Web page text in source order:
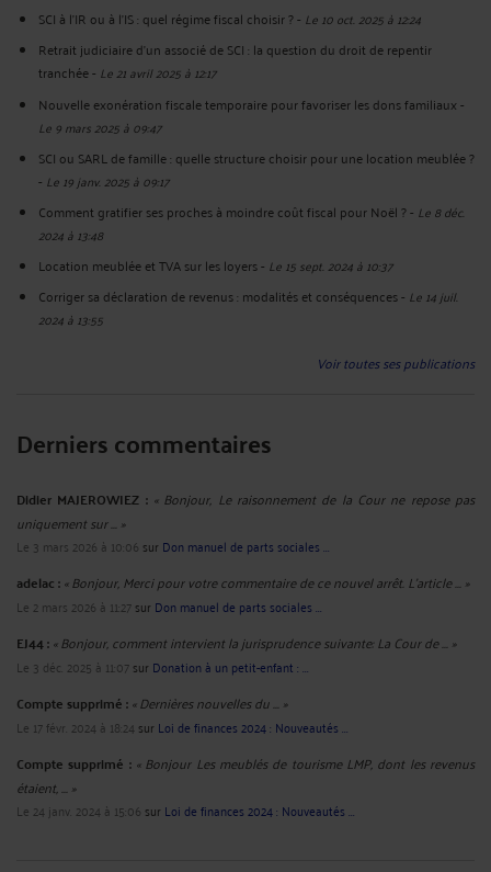
SCI à l’IR ou à l’IS : quel régime fiscal choisir ?- Le 10 oct. 2025 à 12:24
Retrait judiciaire d’un associé de SCI : la question du droit de repentir
tranchée- Le 21 avril 2025 à 12:17
Nouvelle exonération fiscale temporaire pour favoriser les dons familiaux-
Le 9 mars 2025 à 09:47
SCI ou SARL de famille : quelle structure choisir pour une location meublée ?
- Le 19 janv. 2025 à 09:17
Comment gratifier ses proches à moindre coût fiscal pour Noël ?- Le 8 déc.
2024 à 13:48
Location meublée et TVA sur les loyers- Le 15 sept. 2024 à 10:37
Corriger sa déclaration de revenus : modalités et conséquences- Le 14 juil.
2024 à 13:55
Voir toutes ses publications
Derniers commentaires
Didier MAJEROWIEZ : « Bonjour, Le raisonnement de la Cour ne repose pas
uniquement sur ... »
Le 3 mars 2026 à 10:06 sur Don manuel de parts sociales ...
adelac :« Bonjour, Merci pour votre commentaire de ce nouvel arrêt. L’article ... »
Le 2 mars 2026 à 11:27sur Don manuel de parts sociales ...
EJ44 :« Bonjour, comment intervient la jurisprudence suivante: La Cour de ... »
Le 3 déc. 2025 à 11:07sur Donation à un petit-enfant : ...
Compte supprimé :« Dernières nouvelles du ... »
Le 17 févr. 2024 à 18:24 sur Loi de finances 2024 : Nouveautés ...
Compte supprimé : « Bonjour Les meublés de tourisme LMP, dont les revenus
étaient, ... »
Le 24 janv. 2024 à 15:06 sur Loi de finances 2024 : Nouveautés ...